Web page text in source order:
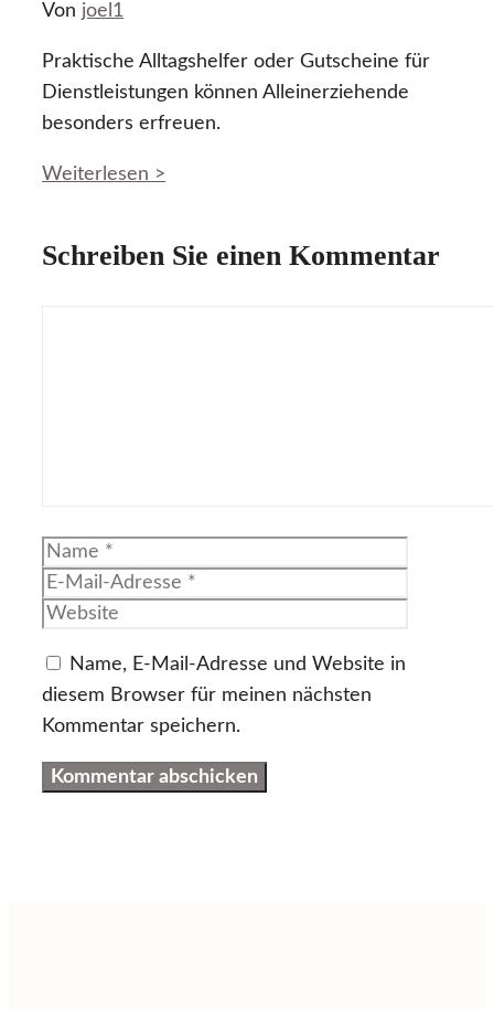
Von joel1
Praktische Alltagshelfer oder Gutscheine für
Dienstleistungen können Alleinerziehende
besonders erfreuen.
Weiterlesen >
Schreiben Sie einen Kommentar
Name
Name, E-Mail-Adresse und Website in
diesem Browser für meinen nächsten
Kommentar speichern.